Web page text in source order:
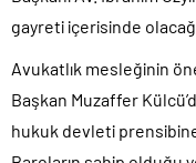
gayreti içerisinde
Avukatlık mesleğinin
Başkan Muzaffer
hukuk devleti